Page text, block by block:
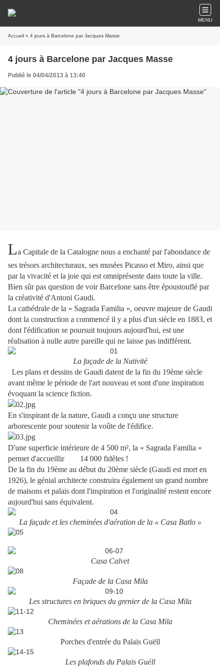
MENU
Accueil » 4 jours à Barcelone par Jacques Masse
4 jours à Barcelone par Jacques Masse
Publié le 04/04/2013 à 13:40
La Capitale de la Catalogne nous a enchanté par l'abondance de
ses trésors architecturaux, ses musées Picasso et Miro, ainsi que
par la vivacité et la joie qui est omniprésente dans toute la ville.
Bien sûr pas question de voir Barcelone sans être époustouflé par
la créativité d'Antoni Gaudi.
La cathédrale de la « Sagrada Familia », oeuvre majeure de Gaudi
dont la construction a commencé il y a plus d'un siècle en 1883, et
dont l'édification se poursuit toujours aujourd'hui, est une
réalisation à nulle autre pareille qui ne laisse pas indifférent.
La façade de la Nativité
Les plans et dessins de Gaudi datent de la fin du 19ème siècle
avant même le période de l'art nouveau et sont d'une inspiration
évoquant la science fiction.
En s'inspirant de la nature, Gaudi a conçu une structure
arborescente pour soutenir la voûte de l'édifice.
D'une superficie intérieure de 4 500 m², la « Sagrada Familia »
permet d'accueillir 14 000 fidèles !
De la fin du 19ème au début du 20ème siècle (Gaudi est mort en
1926), le génial architecte construira également un grand nombre
de maisons et palais dont l'inspiration et l'originalité restent encore
aujourd'hui sans équivalent.
La façade et les cheminées d'aération de la « Casa Batlo »
Casa Calvet
Façade de la Casa Mila
Les structures en briques du grenier de la Casa Mila
Cheminées et aérations de la Casa Mila
Porches d'entrée du Palais Guëll
Les plafonds du Palais Guëll